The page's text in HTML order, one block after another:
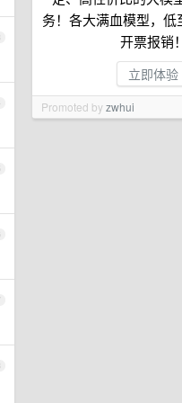
务！各大满血模型，低
开票报销！
立即体验
Promoted byzwhui